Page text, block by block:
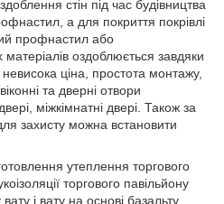
стін під час будівництва
а для покриття покрівлі
профнастил або
оздоблюється завдяки
ціна, простота монтажу,
та дверні отвори
міжкімнатні двері. Також за
захисту можна встановити
утеплення торгового
торгового павільйону
і вату на основі базальту.